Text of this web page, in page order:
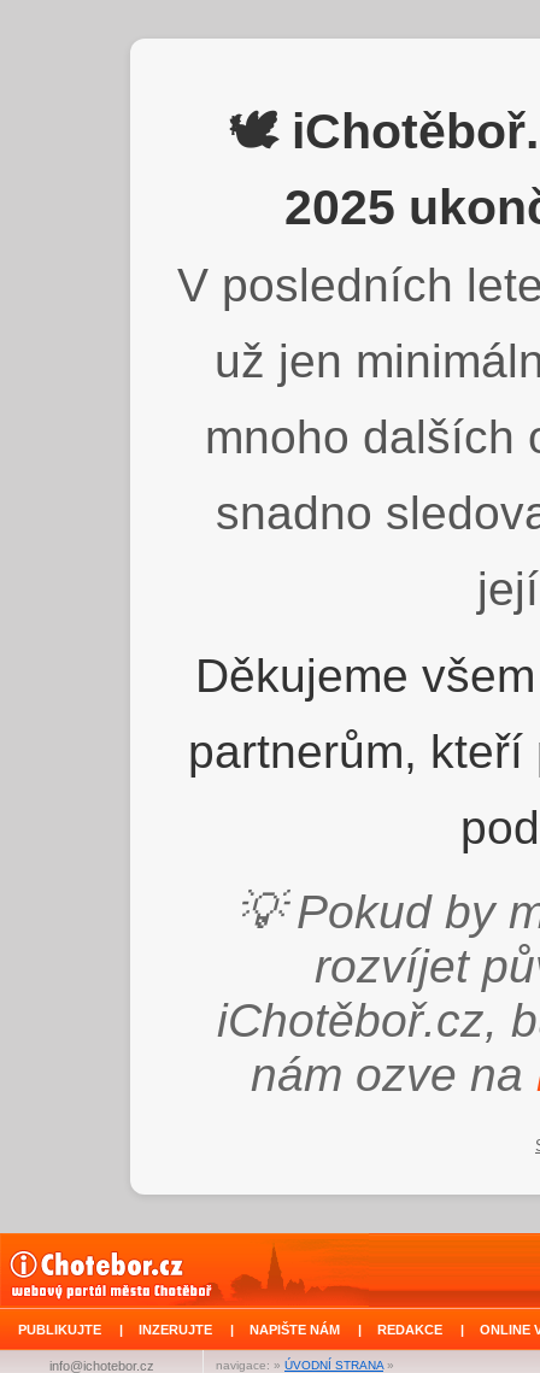
🕊️
2025
V posledních
už jen
mnoho dalších
snadno
Děkujeme
partnerům,
💡 Pokud by
rozvíjet
iChotěboř.cz,
nám ozve na
PUBLIKUJTE | INZERUJTE | NAPIŠTE NÁM | REDAKCE | ONLINE
navigace: » ÚVODNÍ STRANA »
info@ichotebor.cz